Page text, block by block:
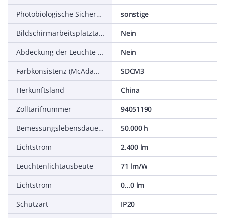
Photobiologische Sicherheit nach EN 62471
sonstige
Bildschirmarbeitsplatztauglich nach EN 12464-1
Nein
Abdeckung der Leuchte mit Wärmedämmmaterial möglich
Nein
Farbkonsistenz (McAdam-Ellipse)
SDCM3
Herkunftsland
China
Zolltarifnummer
94051190
Bemessungslebensdauer L80/B10 bei 25 °C
50.000 h
Lichtstrom
2.400 lm
Leuchtenlichtausbeute
71 lm/W
Lichtstrom
0...0 lm
Schutzart
IP20